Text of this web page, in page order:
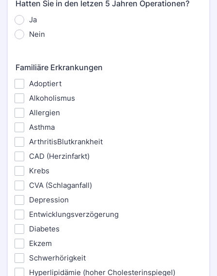
Hatten Sie in den letzen 5 Jahren Operationen?
Ja
Nein
Familiäre Erkrankungen
Adoptiert
Alkoholismus
Allergien
Asthma
ArthritisBlutkrankheit
CAD (Herzinfarkt)
Krebs
CVA (Schlaganfall)
Depression
Entwicklungsverzögerung
Diabetes
Ekzem
Schwerhörigkeit
Hyperlipidämie (hoher Cholesterinspiegel)